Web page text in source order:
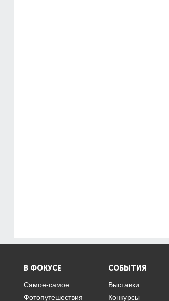
В ФОКУСЕ
Самое-самое
Фотопутешествия
СОБЫТИЯ
Выставки
Конкурсы